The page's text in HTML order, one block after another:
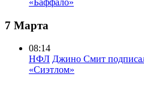
«Баффало»
7 Марта
08:14
НФЛ Джино Смит
«Сиэтлом»